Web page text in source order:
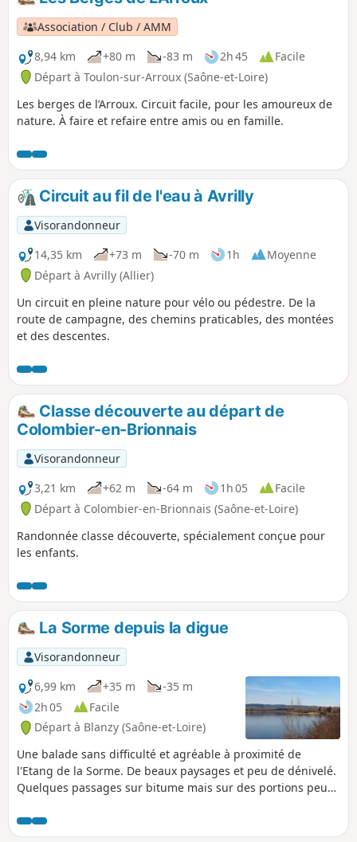
Association / Club / AMM
8,94 km
+80 m -83 m 2h 45
Facile
Départ à Toulon-sur-Arroux (Saône-et-Loire)
Les berges de l’Arroux. Circuit facile, pour les amoureux de
nature. À faire et refaire entre amis ou en famille.
Circuit au fil de l'eau à Avrilly
Visorandonneur
14,35 km
+73 m -70 m 1h
Moyenne
Départ à Avrilly (Allier)
Un circuit en pleine nature pour vélo ou pédestre. De la
route de campagne, des chemins praticables, des montées
et des descentes.
Classe découverte au départ de
Colombier-en-Brionnais
Visorandonneur
3,21 km
+62 m -64 m 1h 05
Facile
Départ à Colombier-en-Brionnais (Saône-et-Loire)
Randonnée classe découverte, spécialement conçue pour
les enfants.
La Sorme depuis la digue
Visorandonneur
6,99 km
+35 m
-35 m
2h 05
Facile
Départ à Blanzy (Saône-et-Loire)
Une balade sans difficulté et agréable à proximité de
l'Etang de la Sorme. De beaux paysages et peu de dénivelé.
Quelques passages sur bitume mais sur des portions peu